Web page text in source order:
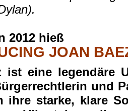
2012 hieß
JOAN
ist eine legendäre
und
ihre starke, klare